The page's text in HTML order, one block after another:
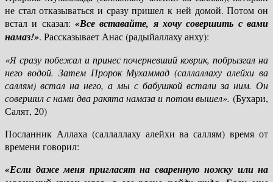
не стал отказываться и сразу пришел к ней домой. Потом он
встал и сказал: «Все вставайте, я хочу совершить с вами
намаз!». Рассказывает Анас (радыйаллаху анху):
«Я сразу побежал и принес почерневший коврик, побрызгал на
него водой. Затем Пророк Мухаммад (саллаллаху алейхи ва
саллям) встал на него, а мы с бабушкой встали за ним. Он
совершил с нами два ракята намаза и потом вышел». (Бухари,
Салят, 20)
Посланник Аллаха (саллаллаху алейхи ва саллям) время от
времени говорил:
«Если даже меня пригласят на сваренную ножку или на